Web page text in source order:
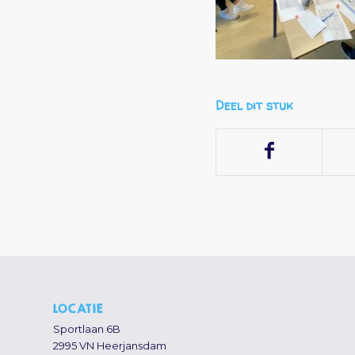
Deel dit stuk
LOCATIE
Sportlaan 6B
2995 VN Heerjansdam